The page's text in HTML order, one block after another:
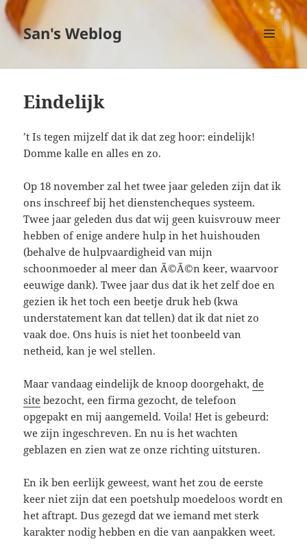
San's Weblog
MENU
EN
Eindelijk
’t Is tegen mijzelf dat ik dat zeg hoor: eindelijk!
Domme kalle en alles en zo.
Op 18 november zal het twee jaar geleden zijn dat ik
ons inschreef bij het dienstencheques systeem.
Twee jaar geleden dus dat wij geen kuisvrouw meer
hebben of enige andere hulp in het huishouden
(behalve de hulpvaardigheid van mijn
schoonmoeder al meer dan Ã©Ã©n keer, waarvoor
eeuwige dank). Twee jaar dus dat ik het zelf doe en
gezien ik het toch een beetje druk heb (kwa
understatement kan dat tellen) dat ik dat niet zo
vaak doe. Ons huis is niet het toonbeeld van
netheid, kan je wel stellen.
Maar vandaag eindelijk de knoop doorgehakt,de
site bezocht, een firma gezocht, de telefoon
opgepakt en mij aangemeld. Voila! Het is gebeurd:
we zijn ingeschreven. En nu is het wachten
geblazen en zien wat ze onze richting uitsturen.
En ik ben eerlijk geweest, want het zou de eerste
keer niet zijn dat een poetshulp moedeloos wordt en
het aftrapt. Dus gezegd dat we iemand met sterk
karakter nodig hebben en die van aanpakken weet.